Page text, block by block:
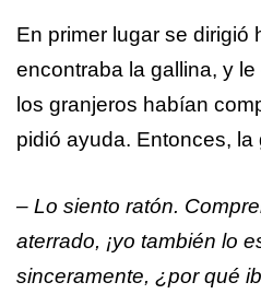
En primer lugar se dirigió
encontraba la gallina, y
los granjeros habían
pidió ayuda. Entonces, la
– Lo siento ratón.
aterrado, ¡yo también lo
sinceramente, ¿por qué